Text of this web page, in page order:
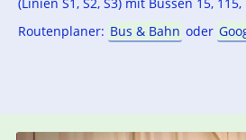
Routenplaner: Bus & Bahn oder